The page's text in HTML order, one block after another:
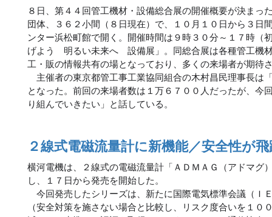
８日、第４４回管工機材・設備総合展の開催概要が決まっ
団体、３６２小間（８日現在）で、１０月１０日から３日
ンター浜松町館で開く。開催時間は９時３０分～１７時（
げよう 明るい未来へ 設備展」。同総合展は各種管工機
工・販の情報共有の場となっており、多くの来場者が期待
主催者の東京都管工事工業協同組合の木村昌民理事長は
となった。前回の来場者数は１万６７００人だったが、今
り組んでいきたい」と話している。
２線式電磁流量計に新機能／安全性が
横河電機は、２線式の電磁流量計「ＡＤＭＡＧ（アドマグ
し、１７日から発売を開始した。
今回発売したシリーズは、新たに国際電気標準会議（Ｉ
（安全対策を施さない場合と比較し、リスク度合いを１